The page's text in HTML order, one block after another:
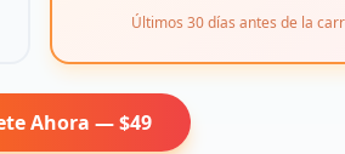
Últimos 30 días antes de la
Ahora — $49